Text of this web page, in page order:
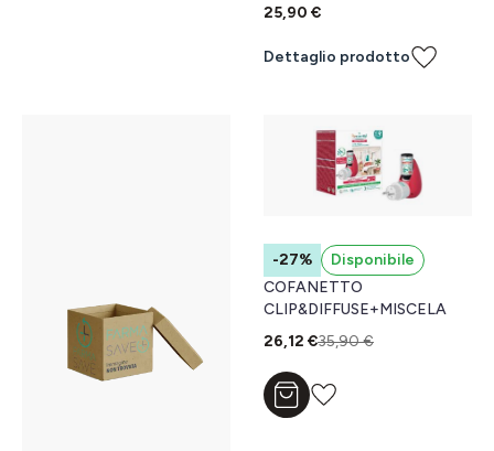
25,90 €
Dettaglio prodotto
-27%
Disponibile
COFANETTO
CLIP&DIFFUSE+MISCELA
26,12 €35,90 €
Aggiungi al carrello